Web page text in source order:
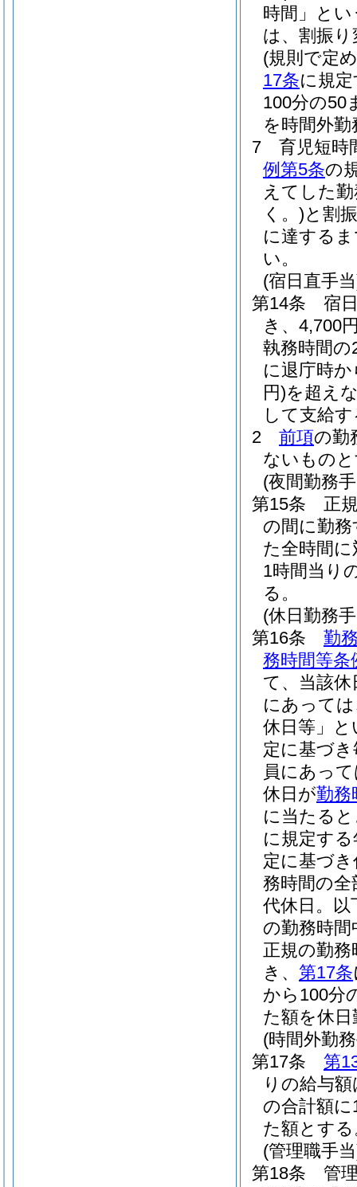
時間」とい
は、割振
(規則で定
17条に規
100分の50
を時間外
7
育児短時
例第5条の
えてした
く。)と割
に達する
い。
(宿日直手
第14条
宿
き、4,700
執務時間
に退庁時
円)を超え
して支給
2
前項の勤
ないもの
(夜間勤務
第15条
正
の間に勤
た全時間
1時間当り
る。
(休日勤務
第16条
勤
務時間等条
て、当該
にあって
休日等」と
定に基づ
員にあっ
休日が勤務
に当たる
に規定す
定に基づ
務時間の
代休日。以
の勤務時
正規の勤
き、 第17条
から100分
た額を休
(時間外勤
第17条
第
りの給与
の合計額
た額とす
(管理職手
第18条
管